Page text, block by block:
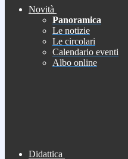
Novità
Panoramica
Le notizie
Le circolari
Calendario eventi
Albo online
Didattica